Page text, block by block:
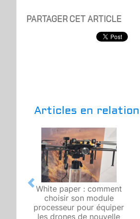
PARTAGER CET ARTICLE
Articles en relation
White paper : comment
choisir son module
processeur pour équiper
les drones de nouvelle
Previous